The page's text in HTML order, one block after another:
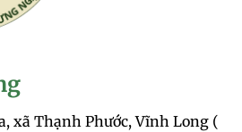
xã Thạnh Phước, Vĩnh Long (